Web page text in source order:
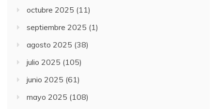
octubre 2025 (11)
septiembre 2025 (1)
agosto 2025 (38)
julio 2025 (105)
junio 2025 (61)
mayo 2025 (108)